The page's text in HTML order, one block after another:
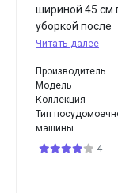
шириной 45 см
уборкой после
Читать далее
Производитель
Модель
Коллекция
Тип
машины
4